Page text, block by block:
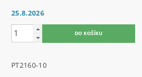
25.8.2026
PT2160-10